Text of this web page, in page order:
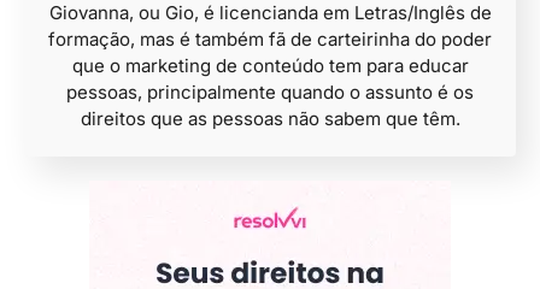
Giovanna, ou Gio, é licencianda em Letras/Inglês de
formação, mas é também fã de carteirinha do poder
que o marketing de conteúdo tem para educar
pessoas, principalmente quando o assunto é os
direitos que as pessoas não sabem que têm.